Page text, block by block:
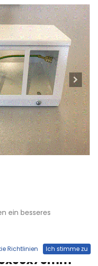
vertikal, weiss
ein besseres
Richtlinien Ich stimme zu